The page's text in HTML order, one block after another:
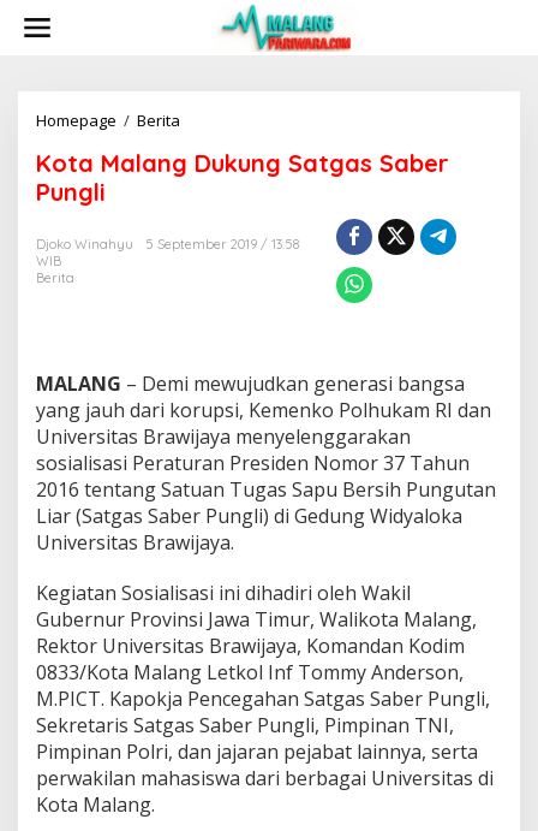
Homepage / Berita
t
l
k
u
n
g
S
a
t
a
S
a
b
r
P
u
n
g
l
Kota Malang Dukung Satgas Saber
Pungli
Djoko Winahyu
5 September 2019 / 13:58
WIB
Berita
MALANG – Demi mewujudkan generasi bangsa
yang jauh dari korupsi, Kemenko Polhukam RI dan
Universitas Brawijaya menyelenggarakan
sosialisasi Peraturan Presiden Nomor 37 Tahun
2016 tentang Satuan Tugas Sapu Bersih Pungutan
Liar (Satgas Saber Pungli) di Gedung Widyaloka
Universitas Brawijaya.
Kegiatan Sosialisasi ini dihadiri oleh Wakil
Gubernur Provinsi Jawa Timur, Walikota Malang,
Rektor Universitas Brawijaya, Komandan Kodim
0833/Kota Malang Letkol Inf Tommy Anderson,
M.PICT. Kapokja Pencegahan Satgas Saber Pungli,
Sekretaris Satgas Saber Pungli, Pimpinan TNI,
Pimpinan Polri, dan jajaran pejabat lainnya, serta
perwakilan mahasiswa dari berbagai Universitas di
Kota Malang.